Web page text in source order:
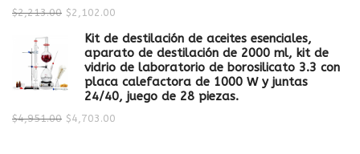
$2,213.00 $2,102.00
Kit de destilación de aceites esenciales,
aparato de destilación de 2000 ml, kit de
vidrio de laboratorio de borosilicato 3.3 con
placa calefactora de 1000 W y juntas
24/40, juego de 28 piezas.
$4,951.00 $4,703.00